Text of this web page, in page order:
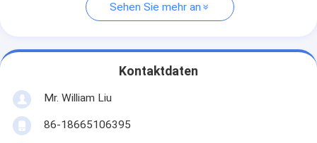
Sehen Sie mehr an
Kontaktdaten
Mr. William Liu
86-18665106395